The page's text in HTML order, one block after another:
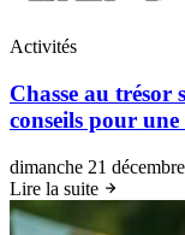
Activités
Chasse au trésor
conseils pour
dimanche 21
Lire la suite